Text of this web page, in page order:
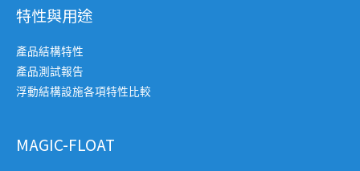
特性與用途
產品結構特性
產品測試報告
浮動結構設施各項特性比較
MAGIC-FLOAT